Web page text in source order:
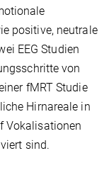
positive, neutrale
EEG Studien
von
fMRT Studie
Hirnareale in
Vokalisationen
sind.